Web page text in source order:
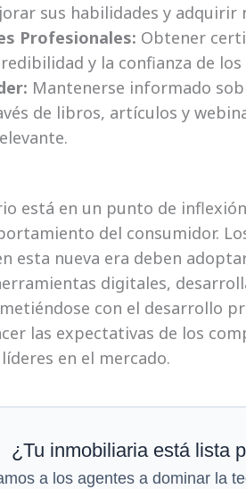
sus habilidades y adquirir
Profesionales: Obtener
y la confianza de los
Mantenerse informado
de libros, artículos y
está en un punto de
del consumidor.
esta nueva era deben
digitales,
con el desarrollo
las expectativas de los
en el mercado.
¿Tu inmobiliaria está lista
a los agentes a dominar la